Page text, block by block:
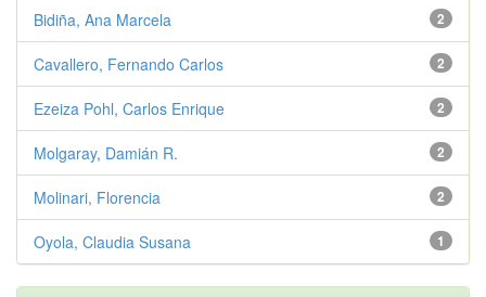
2
Bidiña, Ana Marcela
2
Cavallero, Fernando Carlos
2
Ezeiza Pohl, Carlos Enrique
2
Molgaray, Damián R.
2
Molinari, Florencia
1
Oyola, Claudia Susana